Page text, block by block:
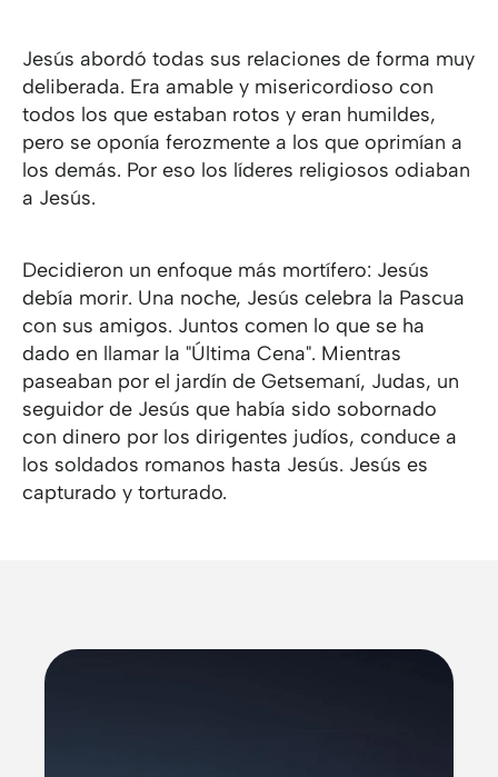
Jesús abordó todas sus relaciones de forma muy
deliberada. Era amable y misericordioso con
todos los que estaban rotos y eran humildes,
pero se oponía ferozmente a los que oprimían a
los demás. Por eso los líderes religiosos odiaban
a Jesús.
Decidieron un enfoque más mortífero: Jesús
debía morir. Una noche, Jesús celebra la Pascua
con sus amigos. Juntos comen lo que se ha
dado en llamar la "Última Cena". Mientras
paseaban por el jardín de Getsemaní, Judas, un
seguidor de Jesús que había sido sobornado
con dinero por los dirigentes judíos, conduce a
los soldados romanos hasta Jesús. Jesús es
capturado y torturado.